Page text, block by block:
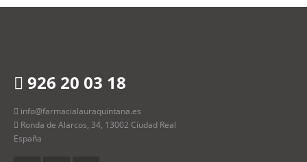
926 20 03 18
info@farmacialauraquintana.es
Ronda de Alarcos, 34, 13002 Ciudad Real
España